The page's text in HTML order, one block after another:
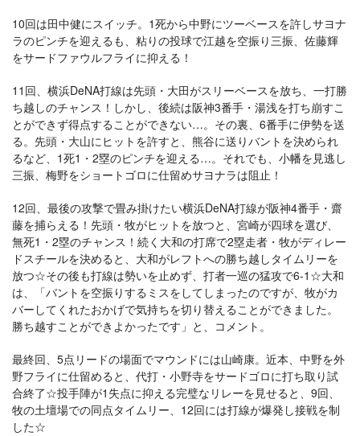
10回は田中健にスイッチ。1死から中野にツーベースを許しサヨナ
ラのピンチを迎えるも、粘りの投球で江越を空振り三振、佐藤輝
をサードファウルフライに抑える！
11回、横浜DeNA打線は先頭・大田がスリーベースを放ち、一打勝
ち越しのチャンス！しかし、後続は阪神3番手・湯浅を打ち崩すこ
とができず得点することができない…。その裏、6番手に伊勢を送
る。先頭・大山にヒットを許すと、熊谷に送りバントを決められ
るなど、1死1・2塁のピンチを迎える…。それでも、小幡を見逃し
三振、梅野をショートゴロに仕留めサヨナラは阻止！
12回、最後の攻撃で畳み掛けたい横浜DeNA打線が阪神4番手・齋
藤を捕らえる！先頭・牧がヒットを放つと、宮崎が四球を選び、
無死1・2塁のチャンス！続く大和の打席で2塁走者・牧がディレー
ドスチールを決めると、大和がレフトへの勝ち越しタイムリーを
放つ☆その後も打線は勢いを止めず、打者一巡の猛攻で6-1☆大和
は、「バントを空振りするミスをしてしまったのですが、牧がカ
バーしてくれたおかげで気持ちを切り替えることができました。
勝ち越すことができよかったです」と、コメント。
最終回、5点リードの場面でマウンドには山崎康。近本、中野を外
野フライに仕留めると、代打・小野寺をサードゴロに打ち取り試
合終了☆投手陣が1失点に抑える完璧なリレーを見せると、9回、
牧の土壇場での同点タイムリー、12回には打線が爆発し接戦を制
した☆